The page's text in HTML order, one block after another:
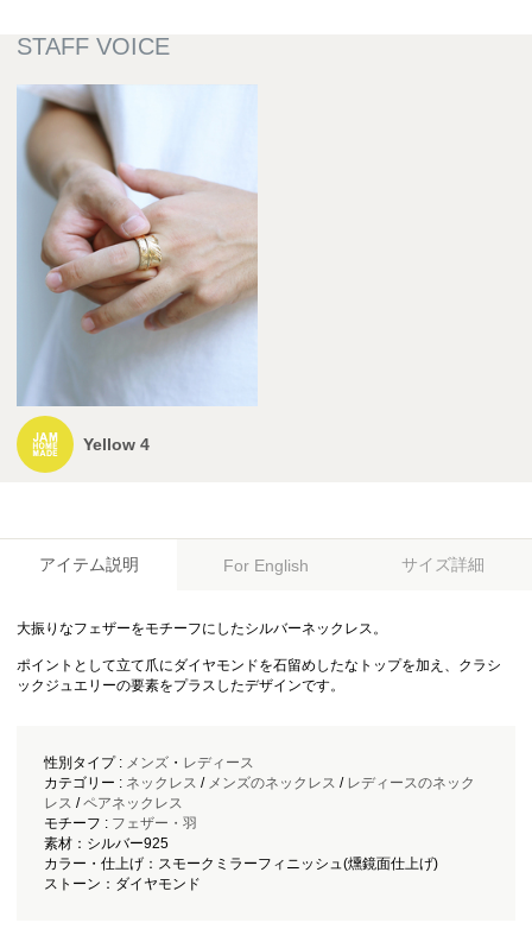
Yellow 4
アイテム説明 For English サイズ詳細
大振りなフェザーをモチーフにしたシルバーネックレス。
ポイントとして立て爪にダイヤモンドを石留めしたなトップを加え、クラシ
ックジュエリーの要素をプラスしたデザインです。
性別タイプ : メンズ・ レディース
カテゴリー : ネックレス / メンズのネックレス / レディースのネック
レス /ペアネックレス
モチーフ : フェザー・羽
素材：シルバー925
カラー・仕上げ：スモークミラーフィニッシュ(燻鏡面仕上げ)
ストーン：ダイヤモンド